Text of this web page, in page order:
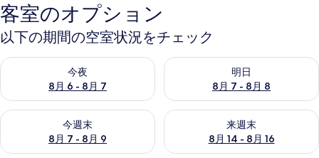
ャ
ラ
リ
客室のオプション
以下の期間の空室状況をチェック
今夜
8月 6 - 8月 7
今夜 8月 6 - 8月 7 の空室状況をチェック
明日
8月 7 - 8月 8
明日 8月 7 - 8月 8 の空室状況
今週末
8月 7 - 8月 9
今週末 8月 7 - 8月 9 の空室状況をチェック
来週末
8月 14 - 8月 16
来週末 8月 14 - 8月 16 の空室